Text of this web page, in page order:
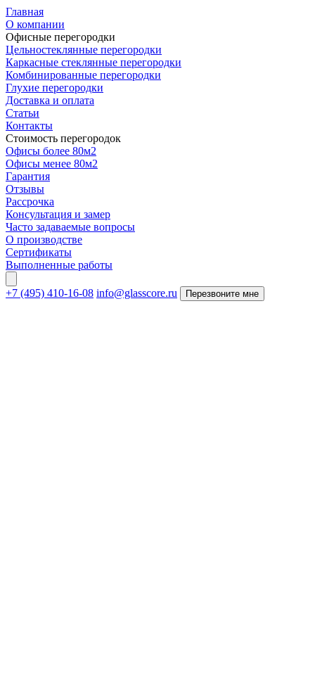
Главная
О компании
Офисные перегородки
Цельностеклянные перегородки
Каркасные стеклянные перегородки
Комбинированные перегородки
Глухие перегородки
Доставка и оплата
Статьи
Контакты
Стоимость перегородок
Офисы более 80м2
Офисы менее 80м2
Гарантия
Отзывы
Рассрочка
Консультация и замер
Часто задаваемые вопросы
О производстве
Сертификаты
Выполненные работы
+7 (495) 410-16-08 info@glasscore.ru Перезвоните мне